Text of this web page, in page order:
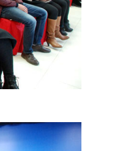
获取方案
贵公司的公司名称是？